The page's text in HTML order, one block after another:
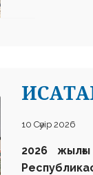
10 Сәуір 2026
2026